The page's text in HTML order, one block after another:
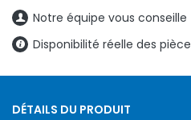
Notre équipe vous conseille
Disponibilité réelle des
DÉTAILS DU PRODUIT